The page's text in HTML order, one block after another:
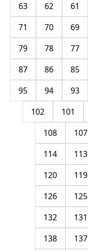
61
62
63
69
70
71
77
78
79
85
86
87
93
94
95
101
102
107
108
113
114
119
120
125
126
131
132
137
138